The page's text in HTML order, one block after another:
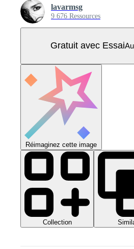
lavarmsg
9 676 Ressources
Gratuit avec Essai
Réimaginez cette image
Collection